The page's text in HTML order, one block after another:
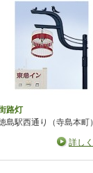
路灯
島駅西通り（寺島本町
詳し